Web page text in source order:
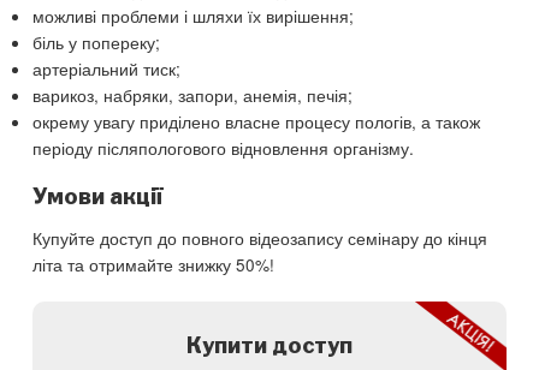
можливі проблеми і шляхи їх вирішення;
біль у попереку;
артеріальний тиск;
варикоз, набряки, запори, анемія, печія;
окрему увагу приділено власне процесу пологів, а також
періоду післяпологового відновлення організму.
Умови акції
Купуйте доступ до повного відеозапису семінару до кінця
літа та отримайте знижку 50%!
Купити доступ